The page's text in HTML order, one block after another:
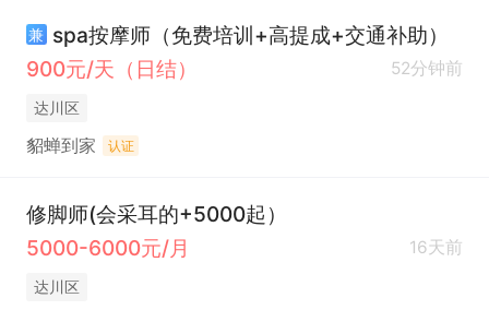
兼 spa按摩师（免费培训+高提成+交通补助）
900元/天（日结）
52分钟前
达川区
貂蝉到家 认证
修脚师(会采耳的+5000起）
5000-6000元/月
16天前
达川区